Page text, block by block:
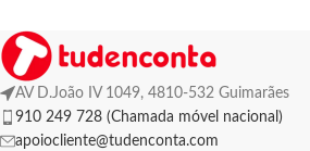
AV D.João IV 1049, 4810-532 Guimarães
910 249 728 (Chamada móvel nacional)
apoiocliente@tudenconta.com